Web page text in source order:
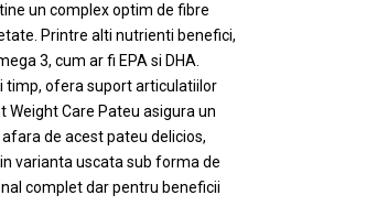
un complex optim de fibre
Printre alti nutrienti benefici,
3, cum ar fi EPA si DHA.
timp, ofera suport articulatiilor
Weight Care Pateu asigura un
de acest pateu delicios,
varianta uscata sub forma de
complet dar pentru beneficii